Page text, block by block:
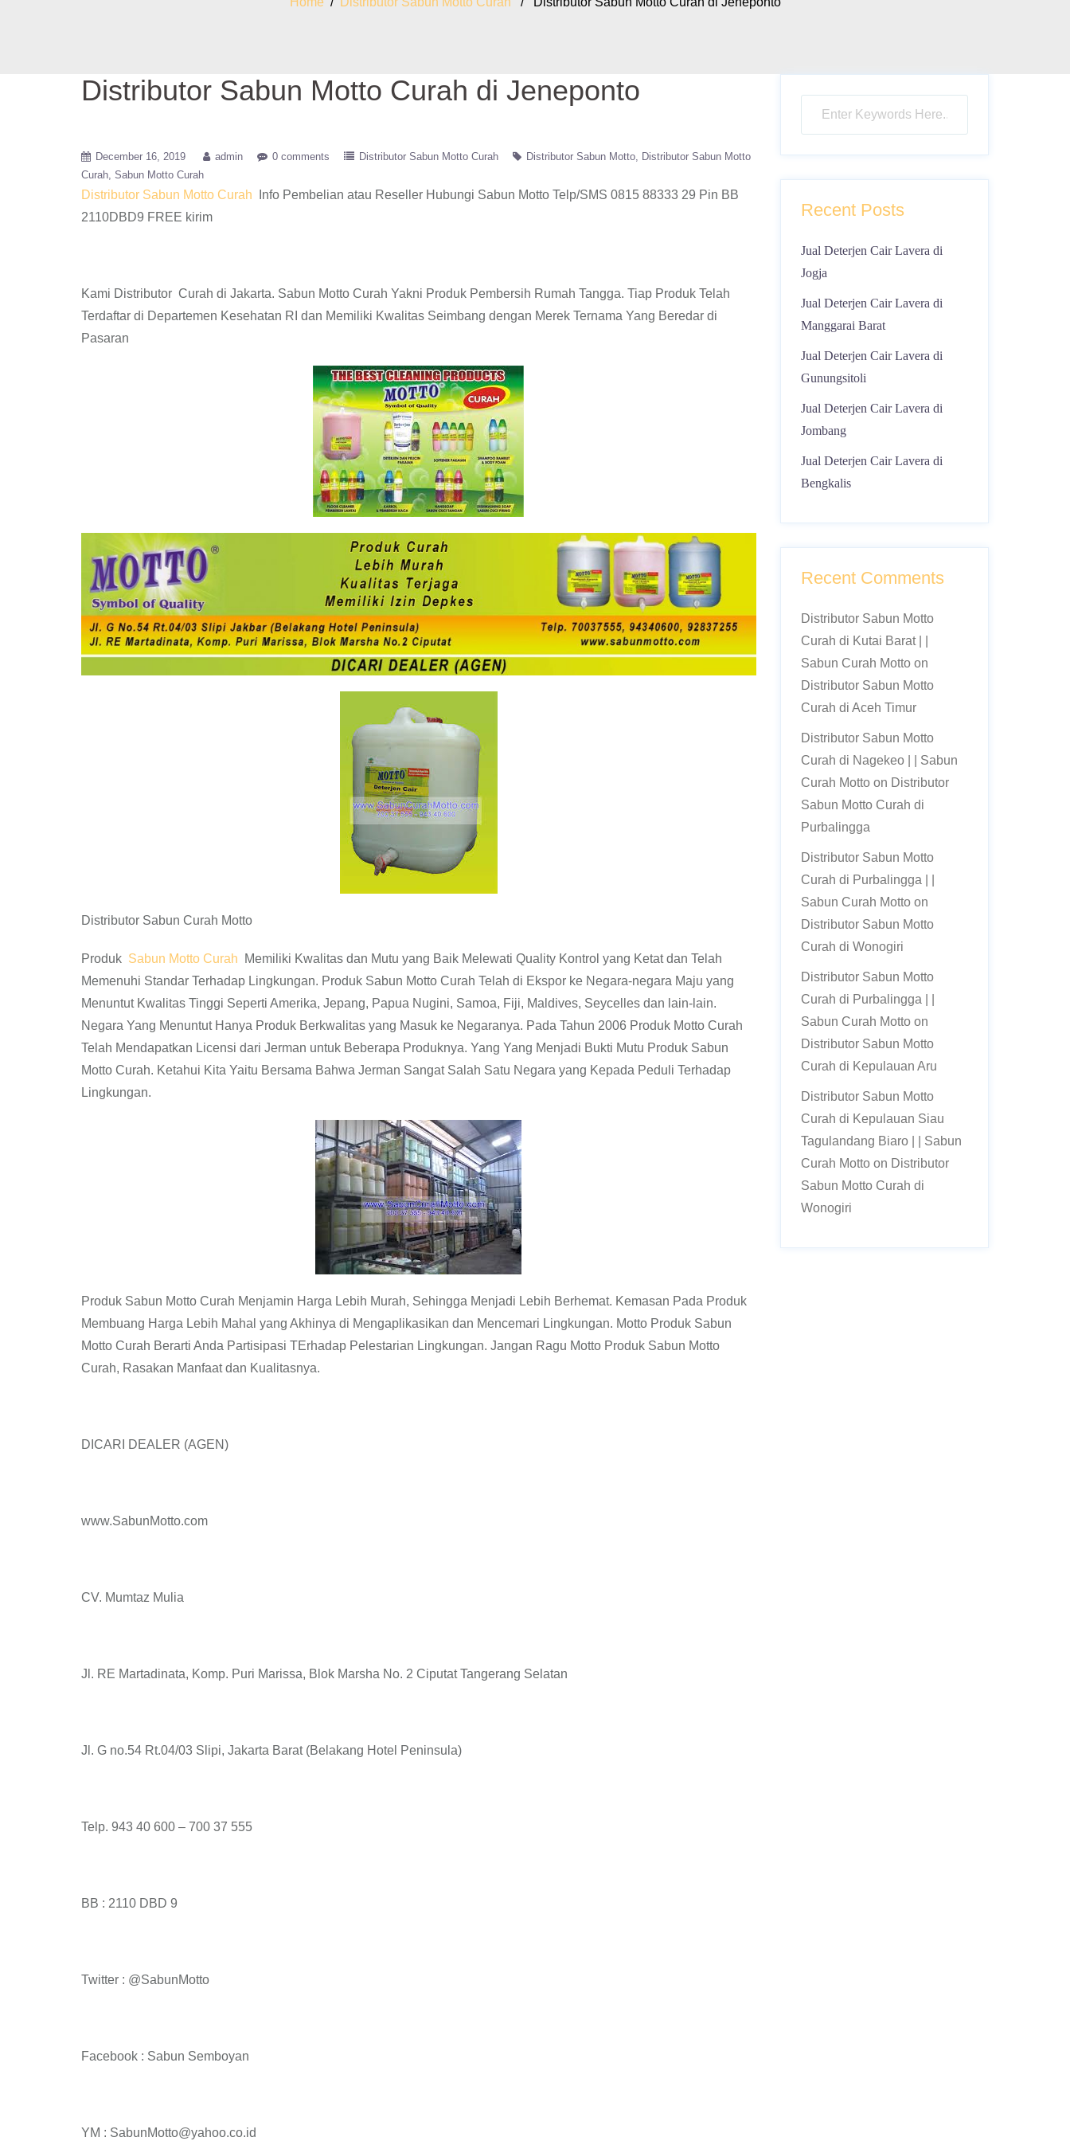
Distributor Sabun Motto Curah di Jeneponto
December 16, 2019 admin 0 comments Distributor Sabun Motto Curah Distributor Sabun Motto
Distributor Sabun Motto
Curah Sabun Motto Curah
Distributor Sabun Motto Curah
Info Pembelian atau Reseller Hubungi Sabun Motto Telp/SMS 0815 88333 29 Pin BB
2110DBD9 FREE kirim
Kami Distributor Curah di Jakarta. Sabun Motto Curah Yakni Produk Pembersih Rumah Tangga. Tiap Produk Telah
Terdaftar di Departemen Kesehatan RI dan Memiliki Kwalitas Seimbang dengan Merek Ternama Yang Beredar di
Pasaran
Distributor Sabun Curah Motto
Produk Sabun Motto Curah
Memiliki Kwalitas dan Mutu yang Baik Melewati Quality Kontrol yang Ketat dan Telah
Memenuhi Standar Terhadap Lingkungan. Produk Sabun Motto Curah Telah di Ekspor ke Negara-negara Maju yang
Menuntut Kwalitas Tinggi Seperti Amerika, Jepang, Papua Nugini, Samoa, Fiji, Maldives, Seycelles dan lain-lain.
Negara Yang Menuntut Hanya Produk Berkwalitas yang Masuk ke Negaranya. Pada Tahun 2006 Produk Motto Curah
Telah Mendapatkan Licensi dari Jerman untuk Beberapa Produknya. Yang Yang Menjadi Bukti Mutu Produk Sabun
Motto Curah. Ketahui Kita Yaitu Bersama Bahwa Jerman Sangat Salah Satu Negara yang Kepada Peduli Terhadap
Lingkungan.
Produk Sabun Motto Curah Menjamin Harga Lebih Murah, Sehingga Menjadi Lebih Berhemat. Kemasan Pada Produk
Membuang Harga Lebih Mahal yang Akhinya di Mengaplikasikan dan Mencemari Lingkungan. Motto Produk Sabun
Motto Curah Berarti Anda Partisipasi TErhadap Pelestarian Lingkungan. Jangan Ragu Motto Produk Sabun Motto
Curah, Rasakan Manfaat dan Kualitasnya.
DICARI DEALER (AGEN)
www.SabunMotto.com
CV. Mumtaz Mulia
Jl. RE Martadinata, Komp. Puri Marissa, Blok Marsha No. 2 Ciputat Tangerang Selatan
Jl. G no.54 Rt.04/03 Slipi, Jakarta Barat (Belakang Hotel Peninsula)
Telp. 943 40 600 – 700 37 555
BB : 2110 DBD 9
Twitter : @SabunMotto
Facebook : Sabun Semboyan
YM : SabunMotto@yahoo.co.id
Recent Posts
Jual Deterjen Cair Lavera di
Jogja
Jual Deterjen Cair Lavera di
Manggarai Barat
Jual Deterjen Cair Lavera di
Gunungsitoli
Jual Deterjen Cair Lavera di
Jombang
Jual Deterjen Cair Lavera di
Bengkalis
Recent Comments
Distributor Sabun Motto
Curah di Kutai Barat | |
Sabun Curah Mottoon
Distributor Sabun Motto
Curah di Aceh Timur
Distributor Sabun Motto
Curah di Nagekeo | | Sabun
Curah Mottoon Distributor
Sabun Motto Curah di
Purbalingga
Distributor Sabun Motto
Curah di Purbalingga | |
Sabun Curah Mottoon
Distributor Sabun Motto
Curah di Wonogiri
Distributor Sabun Motto
Curah di Purbalingga | |
Sabun Curah Mottoon
Distributor Sabun Motto
Curah di Kepulauan Aru
Distributor Sabun Motto
Curah di Kepulauan Siau
Tagulandang Biaro | | Sabun
Curah Mottoon Distributor
Sabun Motto Curah di
Wonogiri